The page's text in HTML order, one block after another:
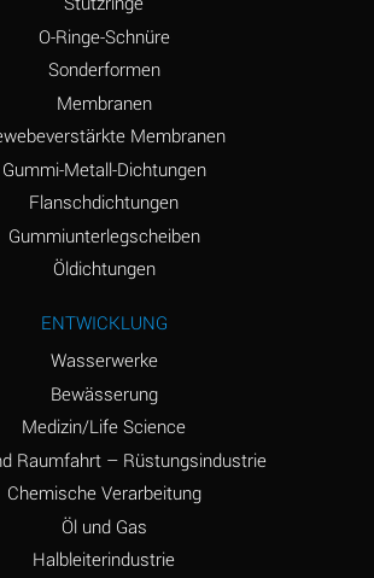
Chloride
Hydroxide
D
Nitrite
A
Phosphate
A
Sulfate
(Banana
O-Ringe-Schnüre
Sonderformen
Membranen
Membranen
Gummi-Metall-Dichtungen
Flanschdichtungen
Gummiunterlegscheiben
Öldichtungen
ENTWICKLUNG
Wasserwerke
Bewässerung
Medizin/Life Science
Raumfahrt – Rüstungsindustrie
Chemische Verarbeitung
Öl und Gas
Halbleiterindustrie